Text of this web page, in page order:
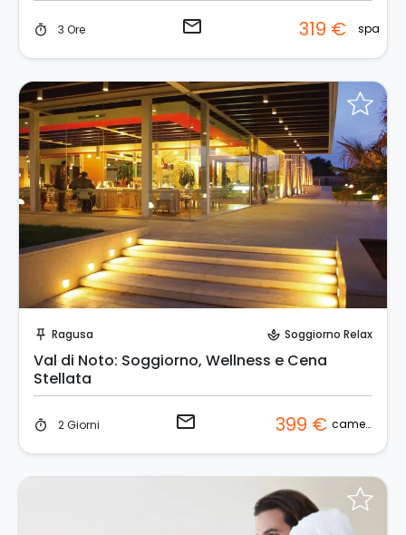
timer 3 Ore email 319 € spa
push_pin Ragusa spa Soggiorno Relax
Val di Noto: Soggiorno, Wellness e Cena
Stellata
timer 2 Giorni email 399 € camera